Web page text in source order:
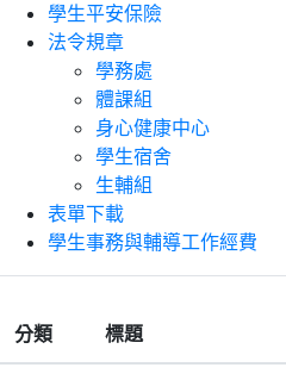
學生平安保險
法令規章
學務處
體課組
身心健康中心
學生宿舍
生輔組
表單下載
學生事務與輔導工作經費
分類 標題